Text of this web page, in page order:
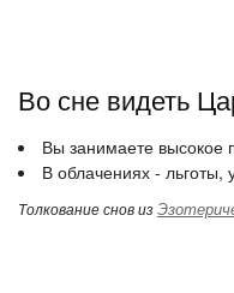
Во сне видеть
Вы занимаете высокое
В облачениях -
Толкование снов из